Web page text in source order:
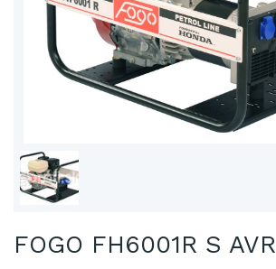
FOGO FH6001R S AVR